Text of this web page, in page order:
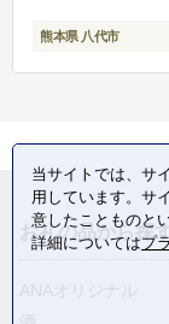
熊本県 八代市
お礼の品から探す
当サイトでは、サ
用しています。サ
意したことものと
詳細についてはプ